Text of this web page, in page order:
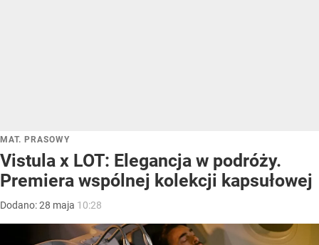
MAT. PRASOWY
Vistula x LOT: Elegancja w podróży.
Premiera wspólnej kolekcji kapsułowej
Dodano:28 maja 10:28